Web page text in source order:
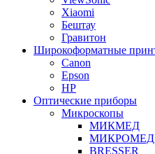
Xiaomi
Бештау
Гравитон
Широкоформатные
Canon
Epson
HP
Оптические приборы
Микроскопы
МИКМЕД
МИКРОМЕД
BRESSER